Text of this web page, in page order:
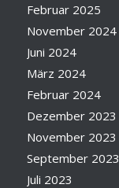
Februar 2025
November 2024
Juni 2024
März 2024
Februar 2024
Dezember 2023
November 2023
September 2023
Juli 2023